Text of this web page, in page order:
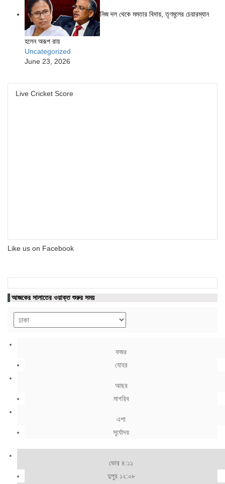
নিজ দল থেকে মমতার বিদায়, তৃণমূলের চেয়ারম্যান
হলেন অরূপ রায়
Uncategorized
June 23, 2026
Live Cricket Score
Like us on Facebook
আজকের সালাতের ওয়াক্ত শুরুর সময়
ফজর
যোহর
আছর
মাগরিব
এশা
সূর্যোদয়
ভোর ৪:১১
দুপুর ১২:০৮